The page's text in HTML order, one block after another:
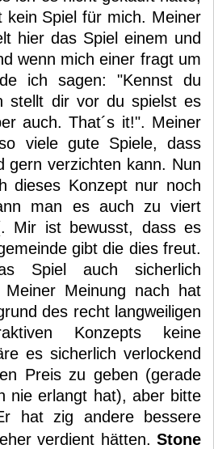
kein Spiel für mich. Meiner
hier das Spiel einem und
wenn mich einer fragt um
ich sagen: "Kennst du
stellt dir vor du spielst es
auch. That´s it!". Meiner
viele gute Spiele, dass
gern verzichten kann. Nun
dieses Konzept nur noch
man es auch zu viert
Mir ist bewusst, dass es
gibt die dies freut.
Spiel auch sicherlich
Meiner Meinung nach hat
des recht langweiligen
Konzepts keine
es sicherlich verlockend
Preis zu geben (gerade
nie erlangt hat), aber bitte
hat zig andere bessere
verdient hätten. Stone